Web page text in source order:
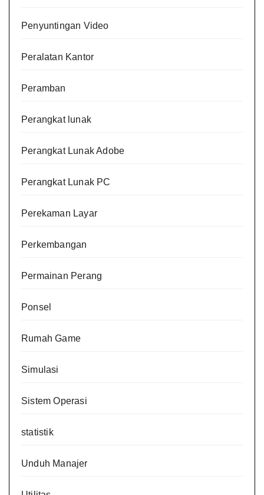
Penyuntingan Video
Peralatan Kantor
Peramban
Perangkat lunak
Perangkat Lunak Adobe
Perangkat Lunak PC
Perekaman Layar
Perkembangan
Permainan Perang
Ponsel
Rumah Game
Simulasi
Sistem Operasi
statistik
Unduh Manajer